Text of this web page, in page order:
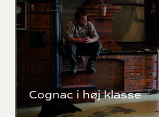
Cognac i høj klasse